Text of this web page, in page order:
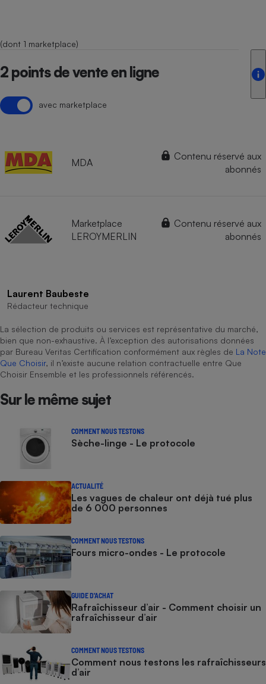
(dont 1 marketplace)
2 points de vente en ligne
avec marketplace
MDA
Contenu réservé aux
abonnés
Marketplace
LEROYMERLIN
Contenu réservé aux
abonnés
Laurent Baubeste
Rédacteur technique
La sélection de produits ou services est représentative du marché,
bien que non-exhaustive. À l’exception des autorisations données
par Bureau Veritas Certification conformément aux règles de La Note
Que Choisir, il n’existe aucune relation contractuelle entre Que
Choisir Ensemble et les professionnels référencés.
Sur le même sujet
COMMENT NOUS TESTONS
Sèche-linge - Le protocole
ACTUALITÉ
Les vagues de chaleur ont déjà tué plus
de 6 000 personnes
COMMENT NOUS TESTONS
Fours micro-ondes - Le protocole
GUIDE D'ACHAT
Rafraîchisseur d’air - Comment choisir un
rafraîchisseur d’air
COMMENT NOUS TESTONS
Comment nous testons les rafraîchisseurs
d’air